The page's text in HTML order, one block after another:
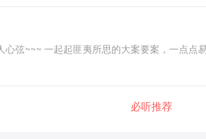
名犯罪嫌疑人的真实情
必听推荐